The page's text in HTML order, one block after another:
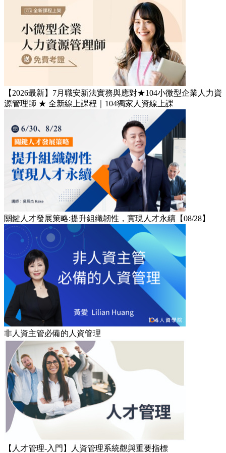
【2026最新】7月職安新法實務與應對★104小微型企業人力資
源管理師​ ★ 全新線上課程｜104獨家人資線上課
關鍵人才發展策略:提升組織韌性，實現人才永續【08/28】
非人資主管必備的人資管理
【人才管理-入門】人資管理系統觀與重要指標